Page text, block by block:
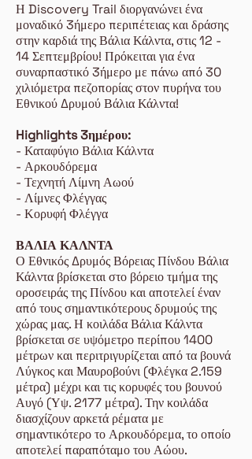
Η Discovery Trail διοργανώνει ένα
μοναδικό 3ήμερο περιπέτειας και δράσης
στην καρδιά της Βάλια Κάλντα, στις 12 -
14 Σεπτεμβρίου! Πρόκειται για ένα
συναρπαστικό 3ήμερο με πάνω από 30
χιλιόμετρα πεζοπορίας στον πυρήνα του
Εθνικού Δρυμού Βάλια Κάλντα!
Highlights 3ημέρου:
- Καταφύγιο Βάλια Κάλντα
- Αρκουδόρεμα
- Τεχνητή Λίμνη Αωού
- Λίμνες Φλέγγας
- Κορυφή Φλέγγα
ΒΑΛΙΑ ΚΑΛΝΤΑ
Ο Εθνικός Δρυμός Βόρειας Πίνδου Βάλια
Κάλντα βρίσκεται στο βόρειο τμήμα της
οροσειράς της Πίνδου και αποτελεί έναν
από τους σημαντικότερους δρυμούς της
χώρας μας. Η κοιλάδα Βάλια Κάλντα
βρίσκεται σε υψόμετρο περίπου 1400
μέτρων και περιτριγυρίζεται από τα βουνά
Λύγκος και Μαυροβούνι (Φλέγκα 2.159
μέτρα) μέχρι και τις κορυφές του βουνού
Αυγό (Υψ. 2177 μέτρα). Την κοιλάδα
διασχίζουν αρκετά ρέματα με
σημαντικότερο το Αρκουδόρεμα, το οποίο
αποτελεί παραπόταμο του Αώου.